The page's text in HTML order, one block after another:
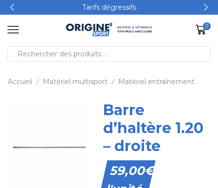
Tarifs dégressifs
0
Accueil / Matériel multisport / Matériel entraînement
Barre
d’haltère 1.20
– droite
59,00€